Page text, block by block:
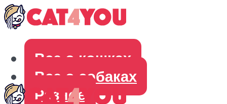
Все о кошках
Все о собаках
Разное